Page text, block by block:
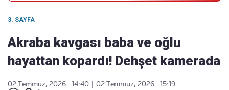
3. SAYFA
Akraba kavgası baba ve oğlu
hayattan kopardı! Dehşet kamerada
02 Temmuz, 2026 - 14:40
02 Temmuz, 2026 - 15:19